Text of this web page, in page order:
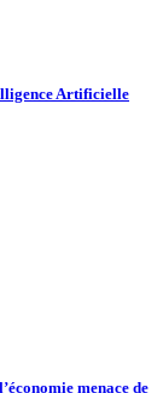
Artificielle
menace de